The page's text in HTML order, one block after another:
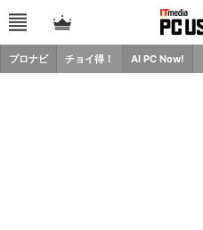
プロナビ チョイ得！ AI PC Now!